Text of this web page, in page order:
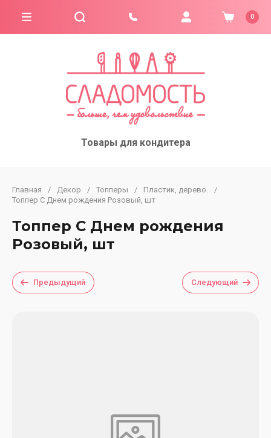
Товары для кондитера
0
Главная / Декор / Топперы / Пластик, дерево.
/
Топпер С Днем рождения Розовый, шт
Топпер С Днем рождения
Розовый, шт
Предыдущий Следующий